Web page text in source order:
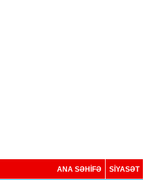
ANA SƏHİFƏ SİYASƏT